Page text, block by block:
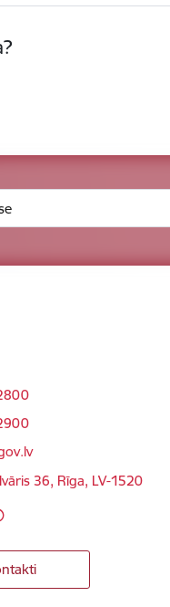
36, Rīga, LV-1520